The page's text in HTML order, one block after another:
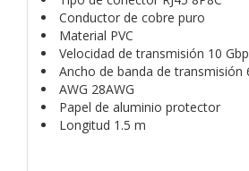
Conductor de cobre puro
Material PVC
Velocidad de transmisión 10
Ancho de banda de transmisión
AWG 28AWG
Papel de aluminio protector
Longitud 1.5 m